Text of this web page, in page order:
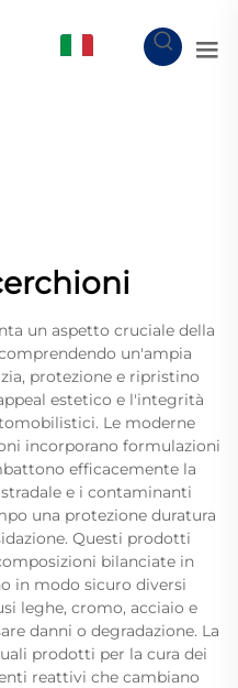
un aspetto cruciale della
un'ampia
protezione e ripristino
estetico e l'integrità
Le moderne
incorporano formulazioni
efficacemente la
e i contaminanti
una protezione duratura
Questi prodotti
bilanciate in
in modo sicuro diversi
leghe, cromo, acciaio e
danni o degradazione. La
prodotti per la cura dei
reattivi che cambiano